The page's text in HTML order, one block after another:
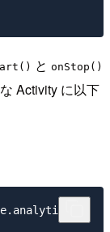
と onStop()
Activity に以下